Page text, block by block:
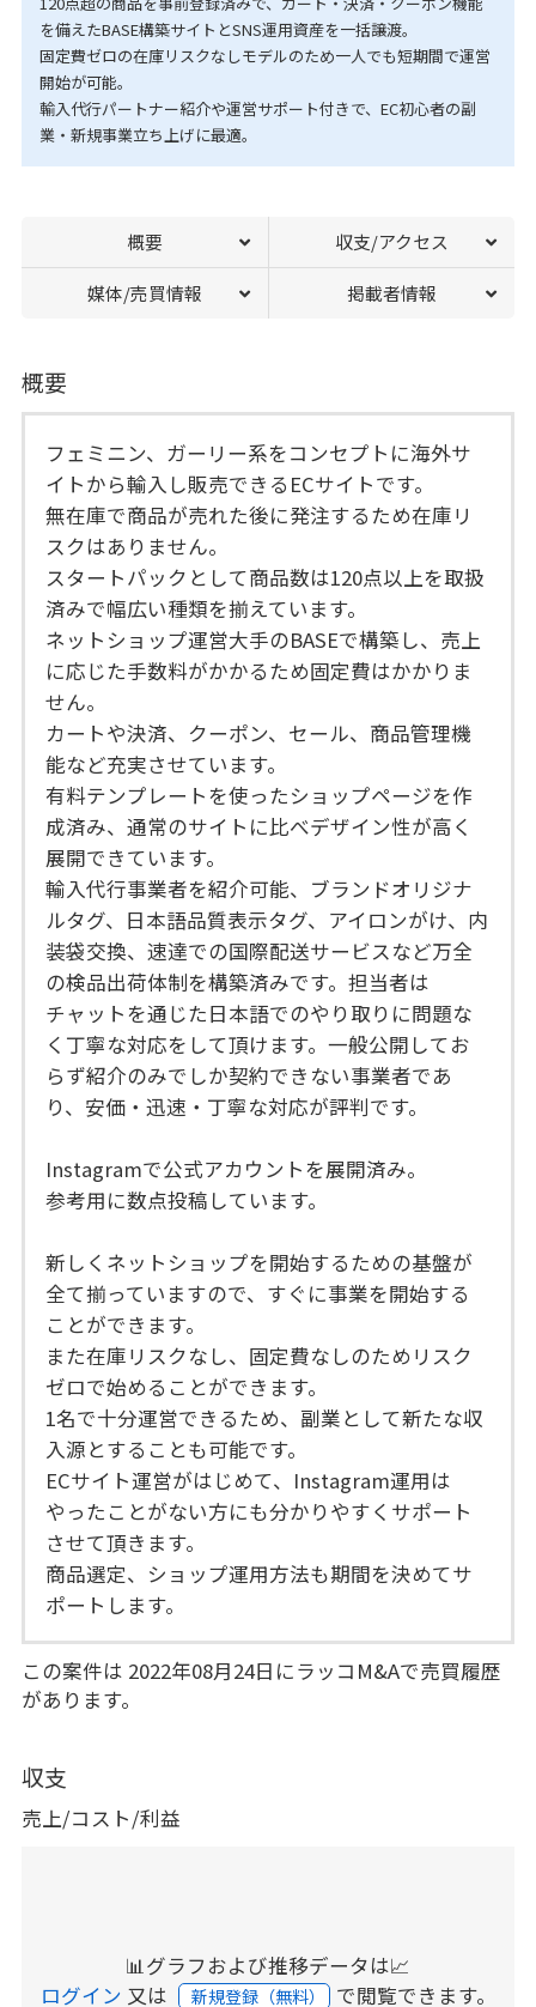
を備えたBASE構築サイトとSNS運用資産を一括譲渡。
固定費ゼロの在庫リスクなしモデルのため一人でも短期間で運営
開始が可能。
輸入代行パートナー紹介や運営サポート付きで、EC初心者の副
業・新規事業立ち上げに最適。
概要 収支/アクセス
媒体/売買情報 掲載者情報
概要
フェミニン、ガーリー系をコンセプトに海外サ
イトから輸入し販売できるECサイトです。
無在庫で商品が売れた後に発注するため在庫リ
スクはありません。
スタートパックとして商品数は120点以上を取扱
済みで幅広い種類を揃えています。
ネットショップ運営大手のBASEで構築し、売上
に応じた手数料がかかるため固定費はかかりま
せん。
カートや決済、クーポン、セール、商品管理機
能など充実させています。
有料テンプレートを使ったショップページを作
成済み、通常のサイトに比べデザイン性が高く
展開できています。
輸入代行事業者を紹介可能、ブランドオリジナ
ルタグ、日本語品質表示タグ、アイロンがけ、内
装袋交換、速達での国際配送サービスなど万全
の検品出荷体制を構築済みです。担当者は
チャットを通じた日本語でのやり取りに問題な
く丁寧な対応をして頂けます。一般公開してお
らず紹介のみでしか契約できない事業者であ
り、安価・迅速・丁寧な対応が評判です。
Instagramで公式アカウントを展開済み。
参考用に数点投稿しています。
新しくネットショップを開始するための基盤が
全て揃っていますので、すぐに事業を開始する
ことができます。
また在庫リスクなし、固定費なしのためリスク
ゼロで始めることができます。
1名で十分運営できるため、副業として新たな収
入源とすることも可能です。
ECサイト運営がはじめて、Instagram運用は
やったことがない方にも分かりやすくサポート
させて頂きます。
商品選定、ショップ運用方法も期間を決めてサ
ポートします。
この案件は 2022年08月24日にラッコM&Aで売買履歴
があります。
収支
売上/コスト/利益
📊グラフおよび推移データは📈
ログイン 又は 新規登録（無料） で閲覧できます。